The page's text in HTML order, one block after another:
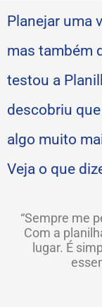
Planejar uma
mas também
testou a
descobriu
algo muito
Veja o que
“Sempre me
Com a
lugar. É